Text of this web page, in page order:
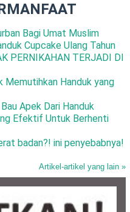
Bagi Umat Muslim
Cupcake Ulang Tahun
PERNIKAHAN TERJADI DI
Handuk yang
Apek Dari Handuk
Efektif Untuk Berhenti
badan?! ini penyebabnya!
Artikel-artikel yang lain »